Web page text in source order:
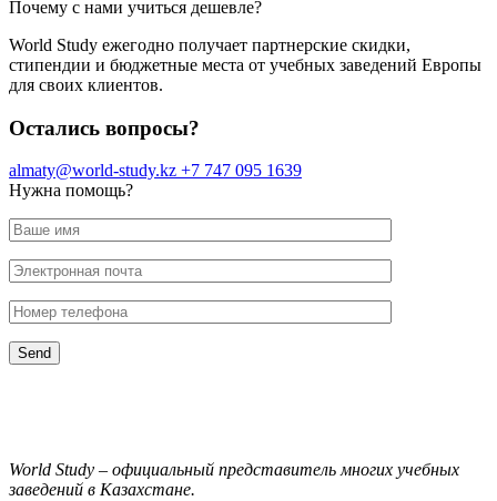
Почему с нами учиться дешевле?
World Study ежегодно получает партнерские скидки,
стипендии и бюджетные места от учебных заведений Европы
для своих клиентов.
Остались вопросы?
almaty@world-study.kz +7 747 095 1639
Нужна помощь?
World Study – официальный представитель многих учебных
заведений в Казахстане.